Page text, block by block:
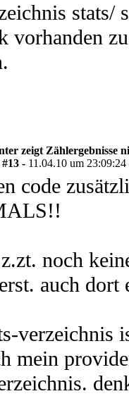
stats/
vorhanden
zeigt Zählergebnisse
- 11.04.10 um 23:09:24
code
noch
auch dort
verzeichnis
mein